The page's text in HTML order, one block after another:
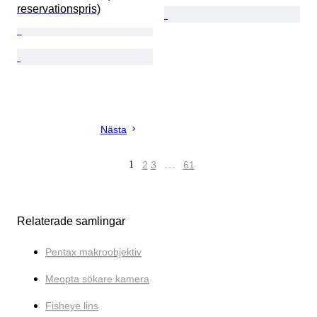
reservationspris)
Nästa
1 2 3 … 61
Relaterade samlingar
Pentax makroobjektiv
Meopta sökare kamera
Fisheye lins